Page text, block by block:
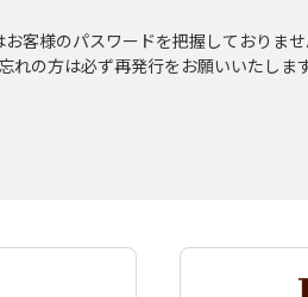
客様のパスワードを把握しておりませ
れの方は必ず再発行をお願いいたします